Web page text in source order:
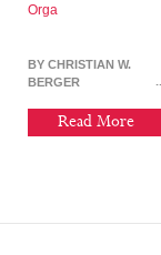
Orga
BY CHRISTIAN W.
BERGER
Read More